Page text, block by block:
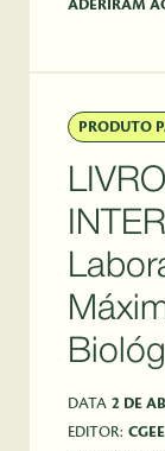
ADERIRAM
PRODUTO
DATA 2 DE
EDITOR: CGEE